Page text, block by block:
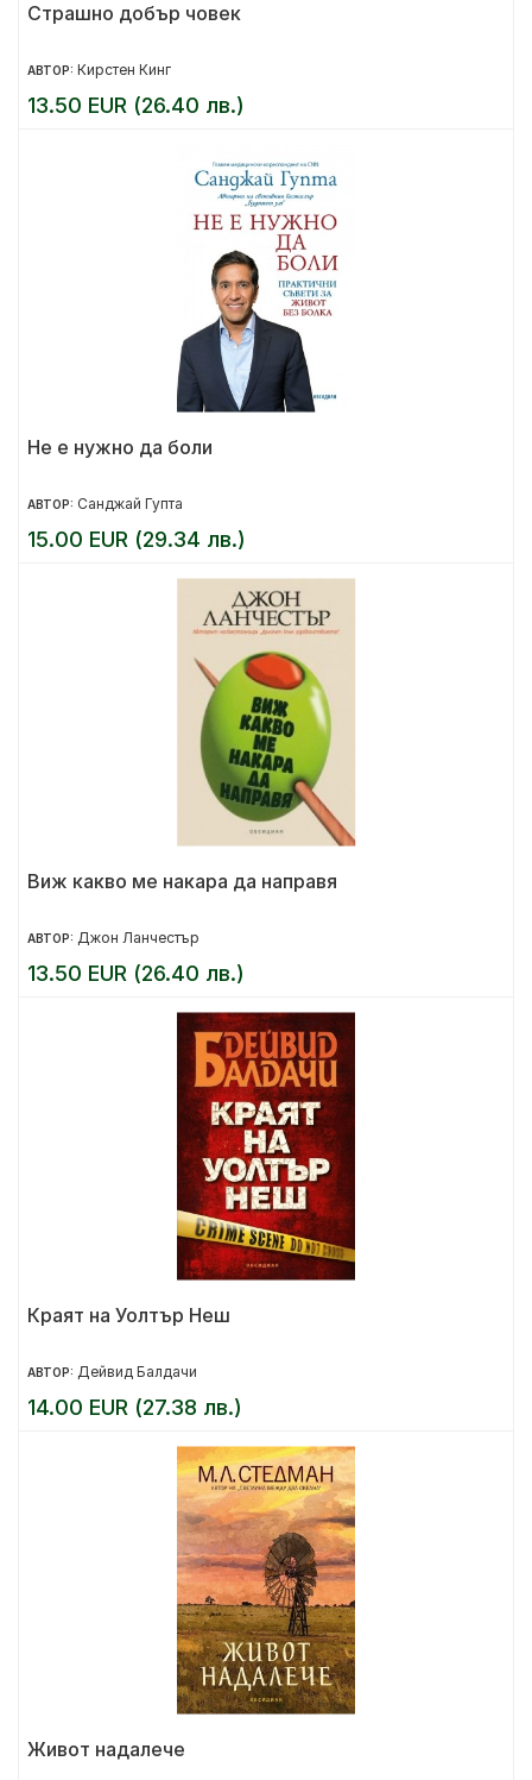
Страшно добър човек
АВТОР: Кирстен Кинг
13.50 EUR (26.40 лв.)
Не е нужно да боли
АВТОР: Санджай Гупта
15.00 EUR (29.34 лв.)
Виж какво ме накара да направя
АВТОР: Джон Ланчестър
13.50 EUR (26.40 лв.)
Краят на Уолтър Неш
АВТОР: Дейвид Балдачи
14.00 EUR (27.38 лв.)
Живот надалече